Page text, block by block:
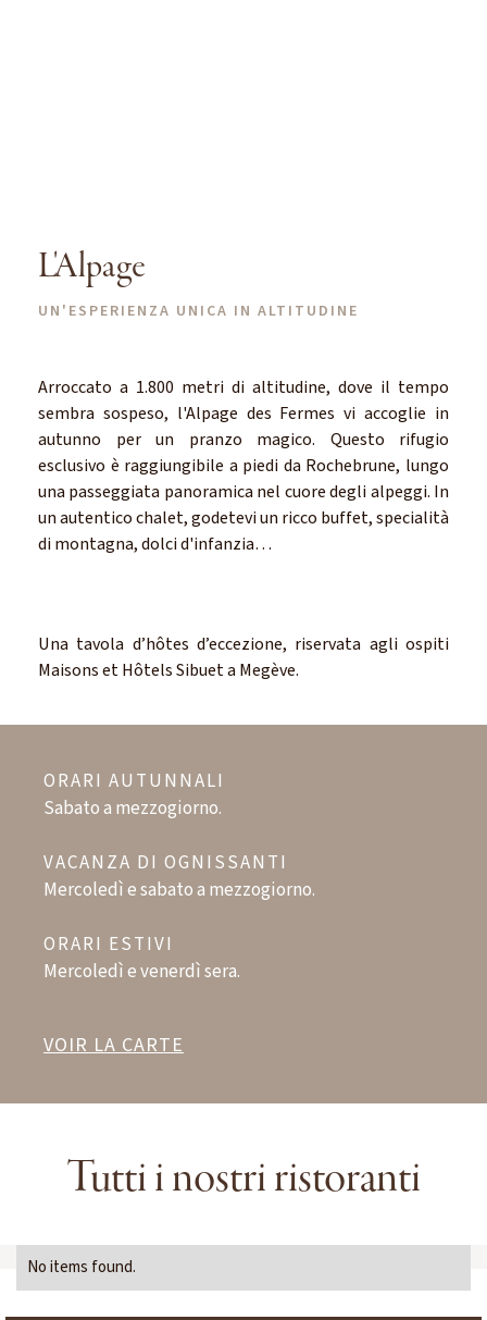
L'Alpage
UN'ESPERIENZA UNICA IN ALTITUDINE
Arroccato a 1.800 metri di altitudine, dove il tempo
sembra sospeso, l'Alpage des Fermes vi accoglie in
autunno per un pranzo magico. Questo rifugio
esclusivo è raggiungibile a piedi da Rochebrune, lungo
una passeggiata panoramica nel cuore degli alpeggi. In
un autentico chalet, godetevi un ricco buffet, specialità
di montagna, dolci d'infanzia…
Una tavola d’hôtes d’eccezione, riservata agli ospiti
Maisons et Hôtels Sibuet a Megève.
ORARI AUTUNNALI
Sabato a mezzogiorno.
VACANZA DI OGNISSANTI
Mercoledì e sabato a mezzogiorno.
ORARI ESTIVI
Mercoledì e venerdì sera.
VOIR LA CARTE
Tutti i nostri ristoranti
No items found.